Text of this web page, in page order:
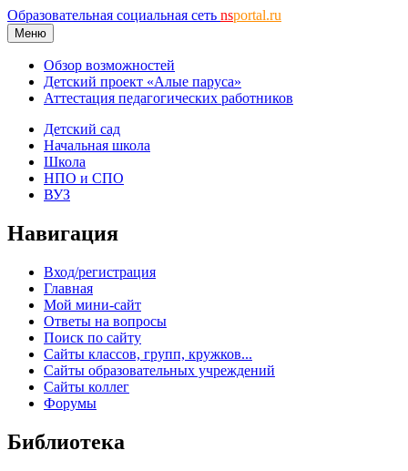
Образовательная социальная сеть nsportal.ru
Меню
Обзор возможностей
Детский проект «Алые паруса»
Аттестация педагогических работников
Детский сад
Начальная школа
Школа
НПО и СПО
ВУЗ
Навигация
Вход/регистрация
Главная
Мой мини-сайт
Ответы на вопросы
Поиск по сайту
Сайты классов, групп, кружков...
Сайты образовательных учреждений
Сайты коллег
Форумы
Библиотека